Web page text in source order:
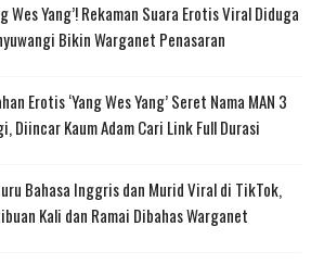
Wes Yang’! Rekaman Suara Erotis Viral Diduga
Bikin Warganet Penasaran
Erotis ‘Yang Wes Yang’ Seret Nama MAN 3
Diincar Kaum Adam Cari Link Full Durasi
Bahasa Inggris dan Murid Viral di TikTok,
Kali dan Ramai Dibahas Warganet